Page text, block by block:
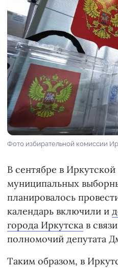
Фото избирательной комиссии
В сентябре в
муниципальных
планировалось
календарь включили и
города Иркутска в
полномочий депутата
Таким образом, в